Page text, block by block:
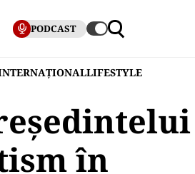
PODCAST
LIFESTYLE
în